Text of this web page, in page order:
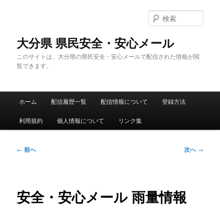
大分県 県民安全・安心メール
このサイトは、大分県の県民安全・安心メールで配信された情報が閲
覧できます。
索
メ
ホーム 配信履歴一覧 配信情報について 登録方法
利用規約 個人情報について リンク集
投
ゲ
ー
← 前へ 次へ→
安全・安心メール 雨量情報